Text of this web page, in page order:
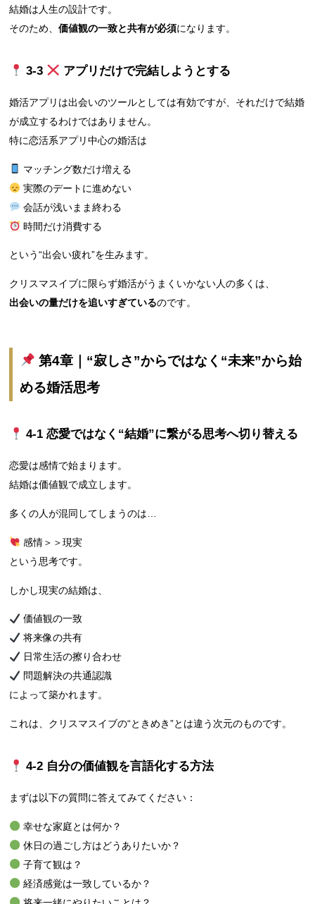
結婚は人生の設計です。
そのため、価値観の一致と共有が必須になります。
3‑3 アプリだけで完結しようとする
婚活アプリは出会いのツールとしては有効ですが、それだけで結婚
が成立するわけではありません。
特に恋活系アプリ中心の婚活は
マッチング数だけ増える
実際のデートに進めない
会話が浅いまま終わる
時間だけ消費する
という“出会い疲れ”を生みます。
クリスマスイブに限らず婚活がうまくいかない人の多くは、
出会いの量だけを追いすぎているのです。
第4章｜“寂しさ”からではなく“未来”から始
める婚活思考
4‑1 恋愛ではなく“結婚”に繋がる思考へ切り替える
恋愛は感情で始まります。
結婚は価値観で成立します。
多くの人が混同してしまうのは…
感情＞＞現実
という思考です。
しかし現実の結婚は、
価値観の一致
将来像の共有
日常生活の擦り合わせ
問題解決の共通認識
によって築かれます。
これは、クリスマスイブの“ときめき”とは違う次元のものです。
4‑2 自分の価値観を言語化する方法
まずは以下の質問に答えてみてください：
幸せな家庭とは何か？
休日の過ごし方はどうありたいか？
子育て観は？
経済感覚は一致しているか？